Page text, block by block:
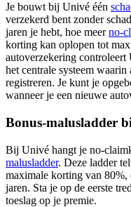
Je bouwt bij Univé één
verzekerd bent zonder
jaren je hebt, hoe meerno-
korting kan oplopen tot
autoverzekering controleert
het centrale systeem
registreren. Je kunt je
wanneer je een nieuwe
Bonus-malusladder
Bij Univé hangt je no-
malusladder. Deze ladder
maximale korting van 80%,
jaren. Sta je op de eerste
toeslag op je premie.